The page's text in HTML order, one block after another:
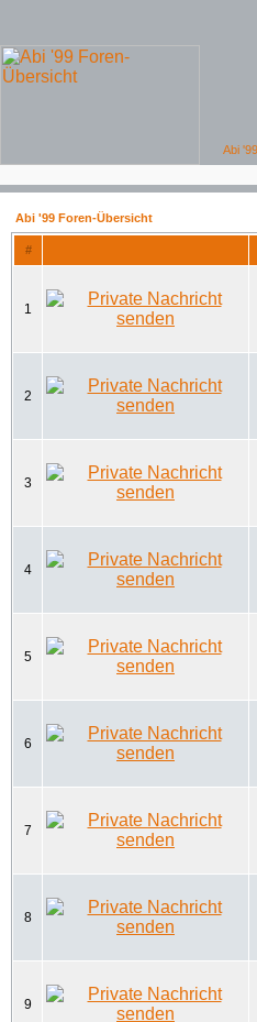
Abi '99 Foren-Übersicht
#
1
2
3
4
5
6
7
8
9